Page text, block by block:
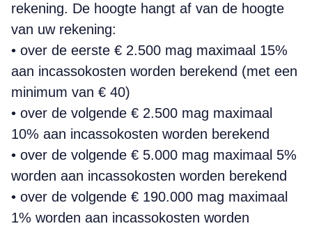
rekening. De hoogte hangt af van de hoogte
van uw rekening:
• over de eerste € 2.500 mag maximaal 15%
aan incassokosten worden berekend (met een
minimum van € 40)
• over de volgende € 2.500 mag maximaal
10% aan incassokosten worden berekend
• over de volgende € 5.000 mag maximaal 5%
worden aan incassokosten worden berekend
• over de volgende € 190.000 mag maximaal
1% worden aan incassokosten worden